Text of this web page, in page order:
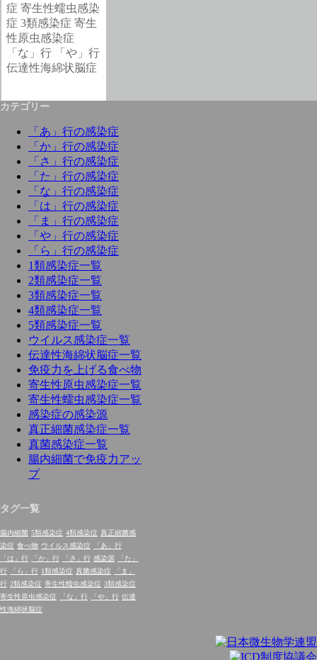
症 寄生性蠕虫感染
症 3類感染症 寄生
性原虫感染症
「な」行
「や」行
伝達性海綿状脳症
カテゴリー
「あ」行の感染症
「か」行の感染症
「さ」行の感染症
「た」行の感染症
「な」行の感染症
「は」行の感染症
「ま」行の感染症
「や」行の感染症
「ら」行の感染症
1類感染症一覧
2類感染症一覧
3類感染症一覧
4類感染症一覧
5類感染症一覧
ウイルス感染症一覧
伝達性海綿状脳症一覧
免疫力を上げる食べ物
寄生性原虫感染症一覧
寄生性蠕虫感染症一覧
感染症の感染源
真正細菌感染症一覧
真菌感染症一覧
腸内細菌で免疫力アッ
プ
タグ一覧
腸内細菌 5類感染症 4類感染症 真正細菌感
染症 食べ物 ウイルス感染症
「あ」行
「は」行
「か」行 「さ」行 感染源
「た」
行
「ら」行 1類感染症 真菌感染症
「ま」
行 2類感染症 寄生性蠕虫感染症 3類感染症
寄生性原虫感染症
「な」行 「や」行 伝達
性海綿状脳症